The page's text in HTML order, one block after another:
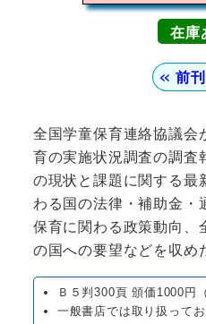
在庫
＜＜ 前刊
全国学童保育連絡協議会
育の実施状況調査の調査
の現状と課題に関する最
わる国の法律・補助金・
保育に関わる政策動向、
の国への要望などを収め
Ｂ５判300頁 頒価1000円
一般書店では取り扱って